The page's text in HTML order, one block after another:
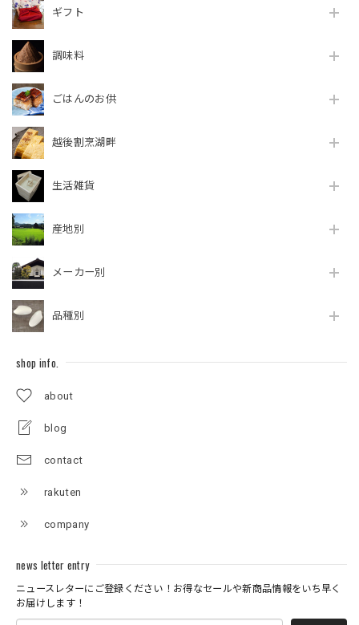
ギフト
調味料
ごはんのお供
越後割烹湖畔
生活雑貨
産地別
メーカー別
品種別
shop info.
about
blog
contact
rakuten
company
news letter entry
ニュースレターにご登録ください！お得なセールや新商品情報をいち早く
お届けします！